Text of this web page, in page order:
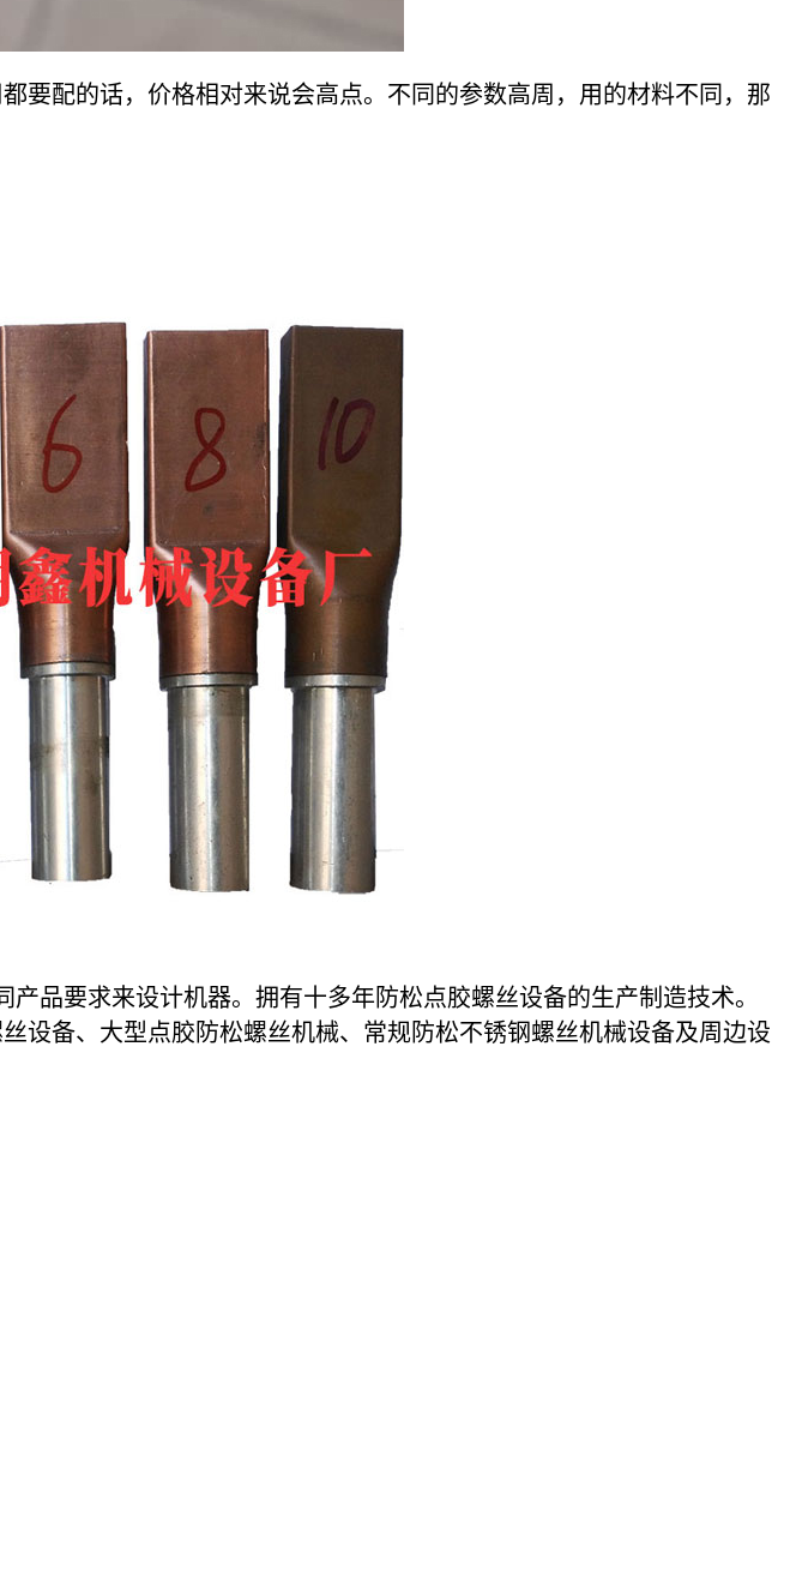
配的话，价格相对来说会高点。不同的参数高周，用的材料不同，那
要求来设计机器。拥有十多年防松点胶螺丝设备的生产制造技术。
设备、大型点胶防松螺丝机械、常规防松不锈钢螺丝机械设备及周边设